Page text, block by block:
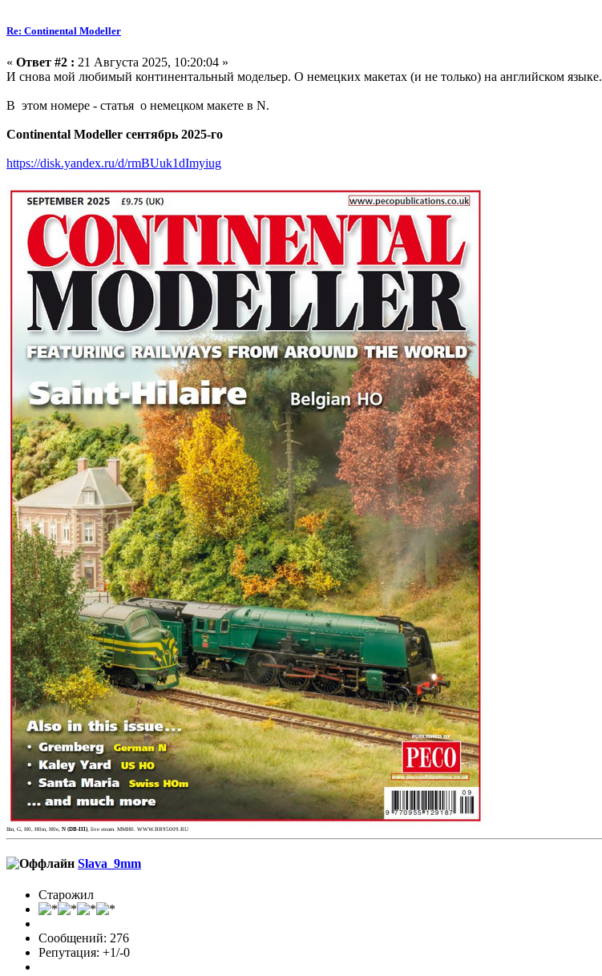
Re: Continental Modeller
« Ответ #2 : 21 Августа 2025, 10:20:04 »
И снова мой любимый континентальный модельер. О немецких макетах (и не только) на английском языке.
В этом номере - статья о немецком макете в N.
Continental Modeller сентябрь 2025-го
https://disk.yandex.ru/d/rmBUuk1dImyiug
IIm, G, H0, H0m, H0e, N (DB-III) , live steam. MMH0. WWW.BR95009.RU
Slava_9mm
Старожил
Сообщений: 276
Репутация: +1/-0